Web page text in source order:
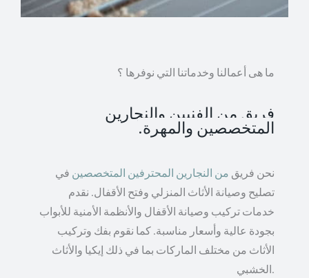
ما هى أعمالنا وخدماتنا التي نوفرها ؟
فريق من الفنيين والنجارين
المتخصصين والمهرة.
نحن فريق من النجارين المحترفين المتخصصين في
تصليح وصيانة الأثاث المنزلي وفتح الأقفال. نقدم
خدمات تركيب وصيانة الأقفال والأنظمة الأمنية للأبواب
بجودة عالية وأسعار مناسبة. كما نقوم بفك وتركيب
الأثاث من مختلف الماركات بما في ذلك إيكيا والأثاث
الخشبي.